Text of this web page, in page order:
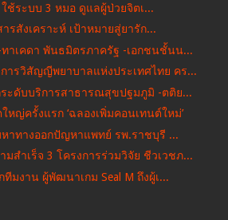
ช้ระบบ 3 หมอ ดูแลผู้ป่วยจิตเ...
รสังเคราะห์ เป้าหมายสู่ยารัก...
าเคดา พันธมิตรภาครัฐ -เอกชนชั้นน...
ารวิสัญญีพยาบาลแห่งประเทศไทย คร...
ะดับบริการสาธารณสุขปฐมภูมิ -ตติย...
ใหญ่ครั้งแรก ‘ฉลองเพิ่มคอนเทนต์ใหม่’
าทางออกปัญหาแพทย์ รพ.ราชบุรี ...
มสำเร็จ 3 โครงการร่วมวิจัย ชีวเวชภ...
มงาน ผู้พัฒนาเกม Seal M ถึงผู้เ...